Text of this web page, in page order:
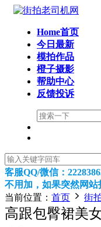
Home首页
今日最新
模拍作品
橙子摄影
帮助中心
反馈投诉
客服QQ/微信：
不用加，如果突然网站
当前位置： 首页 街
高跟包臀裙美